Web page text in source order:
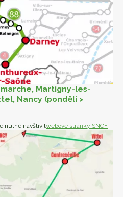
Martigny-les-
Nancy (pondělí >
nutné navštívitwebové stránky SNCF